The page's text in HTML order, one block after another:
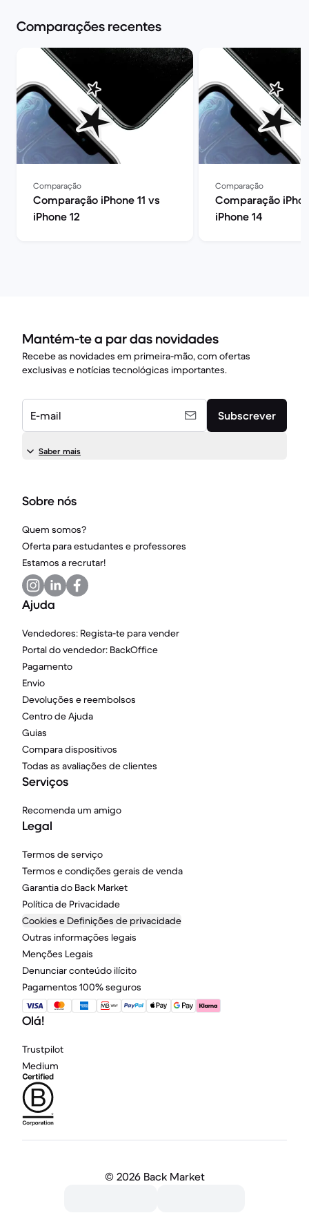
Comparações recentes
Comparação
Comparação iPhone 11 vs
iPhone 12
Comparação
Comparação
iPhone 14
Mantém-te a par das novidades
Recebe as novidades em primeira-mão, com ofertas
exclusivas e notícias tecnológicas importantes.
E-mail Subscrever
Saber mais
Sobre nós
Quem somos?
Oferta para estudantes e professores
Estamos a recrutar!
Ajuda
Vendedores: Regista-te para vender
Portal do vendedor: BackOffice
Pagamento
Envio
Devoluções e reembolsos
Centro de Ajuda
Guias
Compara dispositivos
Todas as avaliações de clientes
Serviços
Recomenda um amigo
Legal
Termos de serviço
Termos e condições gerais de venda
Garantia do Back Market
Política de Privacidade
Cookies e Definições de privacidade
Outras informações legais
Menções Legais
Denunciar conteúdo ilícito
Pagamentos 100% seguros
Olá!
Trustpilot
Medium
© 2026 Back Market